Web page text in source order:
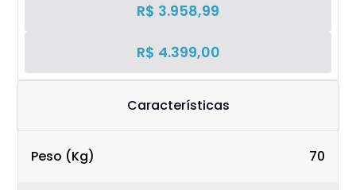
R$ 3.958,99
R$ 4.399,00
Características
Peso (Kg) 70